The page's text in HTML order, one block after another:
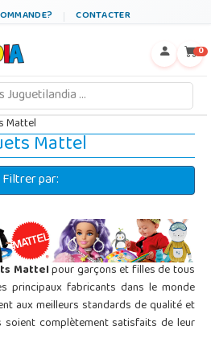
CONTACTER
0
Mattel
Mattel
Filtrer par:
Mattelpour garçons et filles de tous
principaux fabricants dans le monde
aux meilleurs standards de qualité et
complètement satisfaits de leur